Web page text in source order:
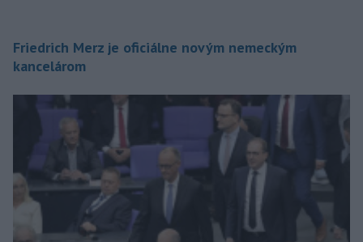
Friedrich Merz je oficiálne novým nemeckým
kancelárom